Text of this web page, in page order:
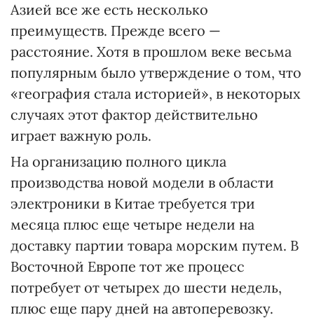
Азией все же есть несколько
преимуществ. Прежде всего —
расстояние. Хотя в прошлом веке весьма
популярным было утверждение о том, что
«география стала историей», в некоторых
случаях этот фактор действительно
играет важную роль.
На организацию полного цикла
производства новой модели в области
электроники в Китае требуется три
месяца плюс еще четыре недели на
доставку партии товара морским путем. В
Восточной Европе тот же процесс
потребует от четырех до шести недель,
плюс еще пару дней на автоперевозку.